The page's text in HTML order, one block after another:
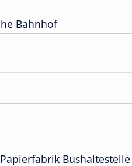
Bahnhof
Bushaltestelle